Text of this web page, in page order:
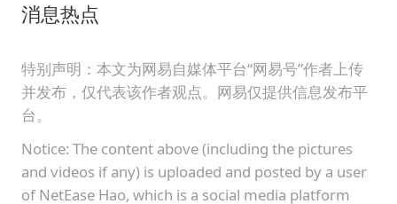
消息热点
特别声明：本文为网易自媒体平台“网易号”作者上传
并发布，仅代表该作者观点。网易仅提供信息发布平
台。
Notice: The content above (including the pictures
and videos if any) is uploaded and posted by a user
of NetEase Hao, which is a social media platform